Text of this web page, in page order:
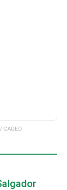
CAGED